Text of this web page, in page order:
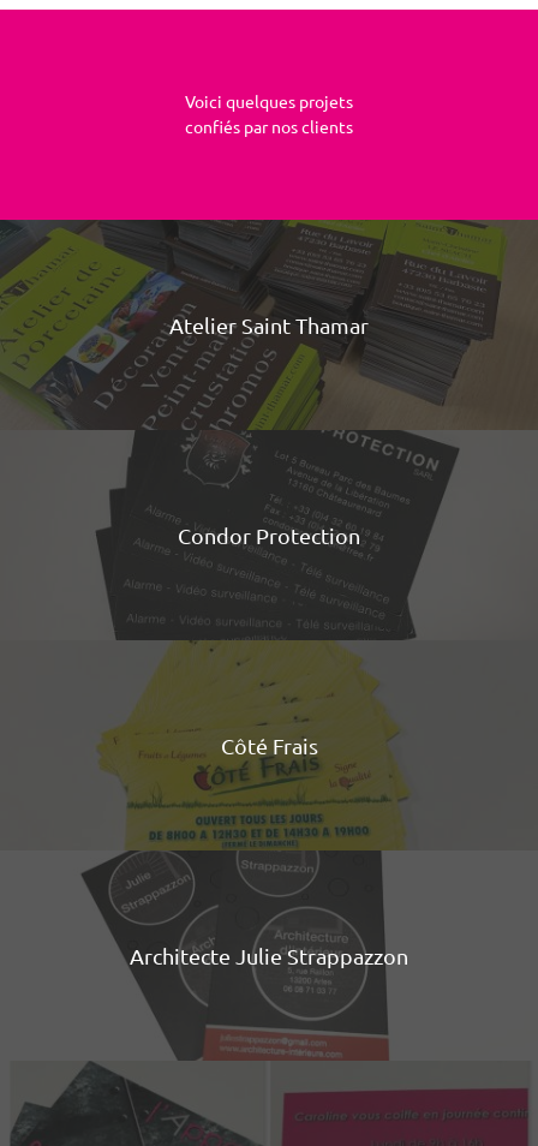
Voici quelques projets
confiés par nos clients
Atelier Saint Thamar
Condor Protection
Côté Frais
Architecte Julie Strappazzon